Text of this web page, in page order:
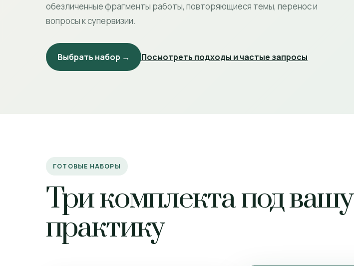
обезличенные фрагменты работы, повторяющиеся темы, перенос и
вопросы к супервизии.
Выбрать набор → Посмотреть подходы и частые запросы
ГОТОВЫЕ НАБОРЫ
Три комплекта под вашу
практику